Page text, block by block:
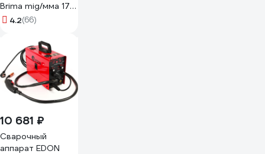
Brima mig/мма 175
digital 220в
4.2(66)
10 681 ₽
Сварочный
аппарат EDON